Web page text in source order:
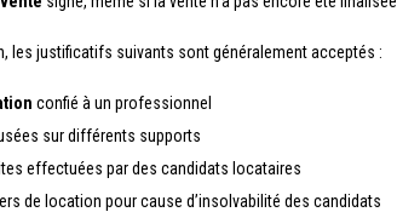
les justificatifs suivants sont généralement acceptés :
confié à un professionnel
sur différents supports
effectuées par des candidats locataires
de location pour cause d’insolvabilité des candidats